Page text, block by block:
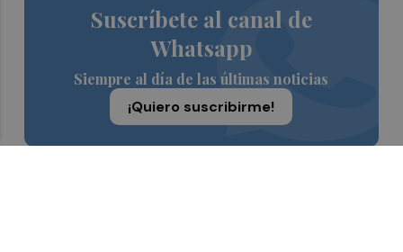
Suscríbete al canal de
Whatsapp
Siempre al día de las últimas noticias
¡Quiero suscribirme!